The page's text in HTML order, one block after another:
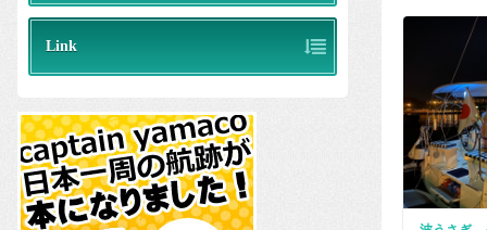
Link